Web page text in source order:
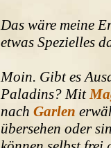
Das wäre meine
etwas Spezielles
Moin. Gibt es
Paladins? Mit
nach Garlen
übersehen oder